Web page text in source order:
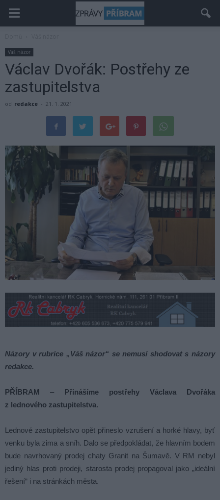
Váš názor
Václav Dvořák: Postřehy ze
zastupitelstva
od redakce - 21. 1. 2021
Názory v rubrice „Váš názor“ se nemusí shodovat s názory
redakce.
PŘÍBRAM – Přinášíme postřehy Václava Dvořáka
z lednového zastupitelstva.
Lednové zastupitelstvo opět přineslo vzrušení a horké hlavy, byť
venku byla zima a sníh. Dalo se předpokládat, že hlavním bodem
bude navrhovaný prodej chaty Granit na Šumavě. V RM nebyl
jediný hlas proti prodeji, starosta prodej propagoval jako „ideální
řešení“ i na stránkách města.